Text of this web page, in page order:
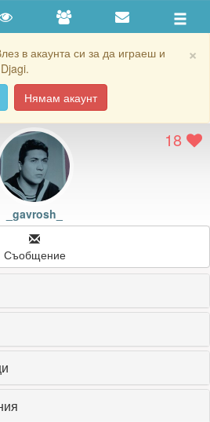
×
в акаунта си за да играеш и
Нямам акаунт
18
_gavrosh_
Съобщение